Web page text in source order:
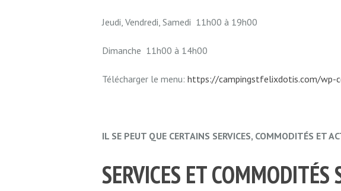
Jeudi, Vendredi, Samedi 11h00 à 19h00
Dimanche 11h00 à 14h00
Télécharger le menu: https://campingstfelixdotis.com/wp-
IL SE PEUT QUE CERTAINS SERVICES, COMMODITÉS ET
SERVICES ET COMMODITÉS